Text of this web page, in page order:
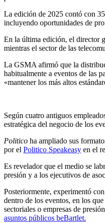
La edición de 2025 contó con
incluyendo oportunidades de
En la última edición, el director
mientras el sector de las
La GSMA afirmó que la
habitualmente a eventos de las
«mantener los más altos
Según cuatro antiguos
estratégica del negocio de los
Politico ha ampliado sus
por el Politico Speakeasy en el
Es revelador que el medio se
presión y a los ejecutivos de
Posteriormente, experimentó
dentro de los eventos, en los
sectoriales o empresas de
asuntos públicos beBartlet.